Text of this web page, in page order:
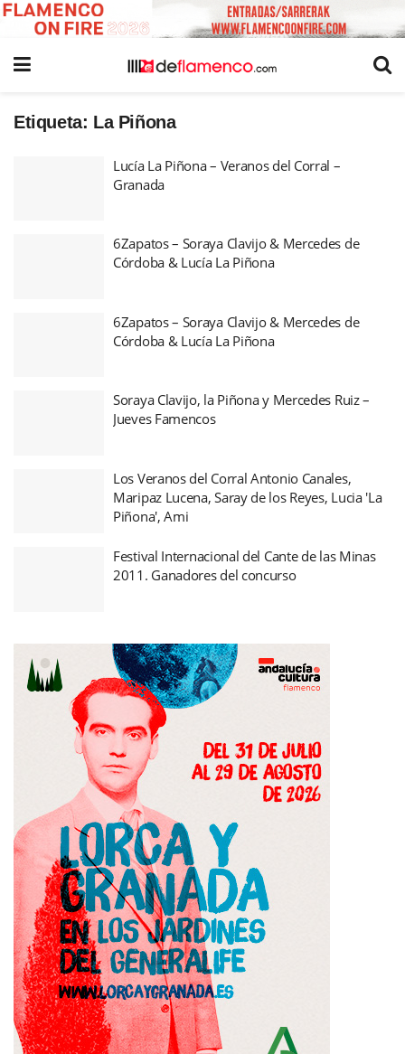
Etiqueta: La Piñona
Lucía La Piñona – Veranos del Corral –
Granada
6Zapatos – Soraya Clavijo & Mercedes de
Córdoba & Lucía La Piñona
6Zapatos – Soraya Clavijo & Mercedes de
Córdoba & Lucía La Piñona
Soraya Clavijo, la Piñona y Mercedes Ruiz –
Jueves Famencos
Los Veranos del Corral Antonio Canales,
Maripaz Lucena, Saray de los Reyes, Lucia 'La
Piñona', Ami
Festival Internacional del Cante de las Minas
2011. Ganadores del concurso